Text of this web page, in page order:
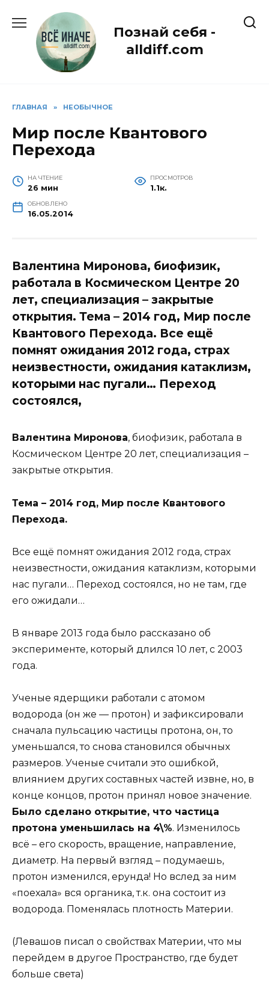
содержанию
Познай себя -
alldiff.com
ГЛАВНАЯ » НЕОБЫЧНОЕ
Мир после Квантового
Перехода
НА ЧТЕНИЕ
26 мин
ПРОСМОТРОВ
1.1к.
ОБНОВЛЕНО
16.05.2014
Валентина Миронова, биофизик,
работала в Космическом Центре 20
лет, специализация – закрытые
открытия. Тема – 2014 год, Мир после
Квантового Перехода. Все ещё
помнят ожидания 2012 года, страх
неизвестности, ожидания катаклизм,
которыми нас пугали… Переход
состоялся,
Валентина Миронова, биофизик, работала в
Космическом Центре 20 лет, специализация –
закрытые открытия.
Тема – 2014 год, Мир после Квантового
Перехода.
Все ещё помнят ожидания 2012 года, страх
неизвестности, ожидания катаклизм, которыми
нас пугали… Переход состоялся, но не там, где
его ожидали…
В январе 2013 года было рассказано об
эксперименте, который длился 10 лет, с 2003
года.
Ученые ядерщики работали с атомом
водорода (он же — протон) и зафиксировали
сначала пульсацию частицы протона, он, то
уменьшался, то снова становился обычных
размеров. Ученые считали это ошибкой,
влиянием других составных частей извне, но, в
конце концов, протон принял новое значение.
Было сделано открытие, что частица
протона уменьшилась на 4\%. Изменилось
всё – его скорость, вращение, направление,
диаметр. На первый взгляд – подумаешь,
протон изменился, ерунда! Но вслед за ним
«поехала» вся органика, т.к. она состоит из
водорода. Поменялась плотность Материи.
(Левашов писал о свойствах Материи, что мы
перейдем в другое Пространство, где будет
больше света)